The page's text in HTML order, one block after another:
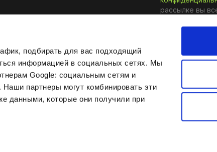
подбирать для вас подходящий
информацией в социальных сетях. Мы
Google: социальным сетям и
партнеры могут комбинировать эти
данными, которые они получили при
рассылке вы
отказаться от